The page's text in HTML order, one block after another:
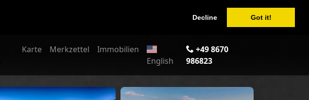
Decline Got it!
Karte Merkzettel
Immobilien
English
+49 8670
986823